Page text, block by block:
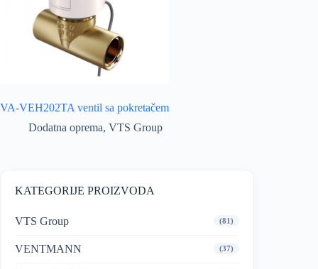
VA-VEH202TA ventil sa pokretačem
Dodatna oprema, VTS Group
KATEGORIJE PROIZVODA
VTS Group (81)
VENTMANN (37)